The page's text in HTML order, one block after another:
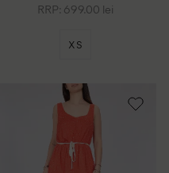
RRP: 699.00 lei
XS